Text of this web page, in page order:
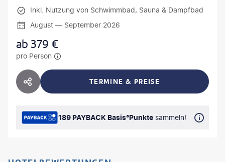
Inkl. Nutzung von Schwimmbad, Sauna & Dampfbad
August — September 2026
ab379 €
pro Person
HOTEL TEILEN TERMINE & PREISE
189 PAYBACK Basis°Punkte sammeln!